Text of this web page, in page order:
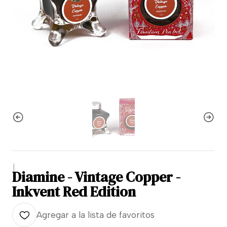
|
Diamine - Vintage Copper -
Inkvent Red Edition
Agregar a la lista de favoritos